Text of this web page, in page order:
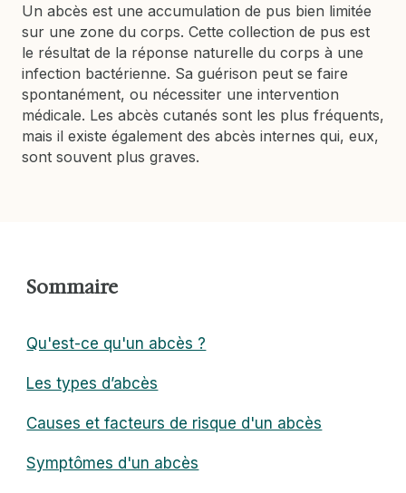
Un abcès est une accumulation de pus bien limitée
sur une zone du corps. Cette collection de pus est
le résultat de la réponse naturelle du corps à une
infection bactérienne. Sa guérison peut se faire
spontanément, ou nécessiter une intervention
médicale. Les abcès cutanés sont les plus fréquents,
mais il existe également des abcès internes qui, eux,
sont souvent plus graves.
Sommaire
Qu'est-ce qu'un abcès ?
Les types d’abcès
Causes et facteurs de risque d'un abcès
Symptômes d'un abcès